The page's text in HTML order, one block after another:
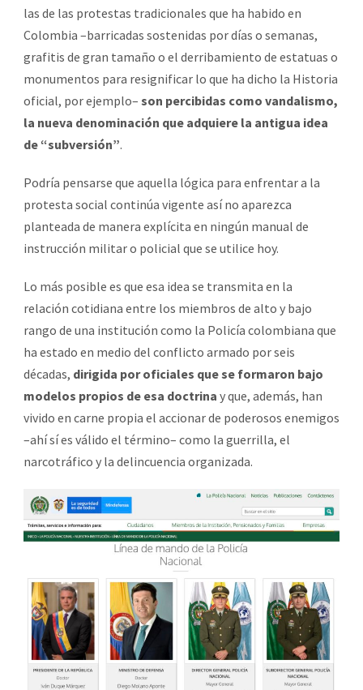
las de las protestas tradicionales que ha habido en
Colombia –barricadas sostenidas por días o semanas,
grafitis de gran tamaño o el derribamiento de estatuas o
monumentos para resignificar lo que ha dicho la Historia
oficial, por ejemplo– son percibidas como vandalismo,
la nueva denominación que adquiere la antigua idea
de “subversión”.
Podría pensarse que aquella lógica para enfrentar a la
protesta social continúa vigente así no aparezca
planteada de manera explícita en ningún manual de
instrucción militar o policial que se utilice hoy.
Lo más posible es que esa idea se transmita en la
relación cotidiana entre los miembros de alto y bajo
rango de una institución como la Policía colombiana que
ha estado en medio del conflicto armado por seis
décadas, dirigida por oficiales que se formaron bajo
modelos propios de esa doctrina y que, además, han
vivido en carne propia el accionar de poderosos enemigos
–ahí sí es válido el término– como la guerrilla, el
narcotráfico y la delincuencia organizada.